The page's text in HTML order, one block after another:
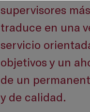
supervisores
traduce en una
servicio
objetivos y un
de un
y de calidad.